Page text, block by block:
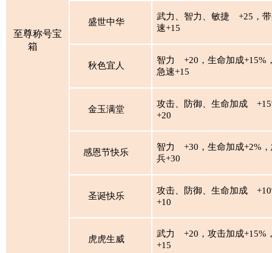
至尊称号宝
箱
盛世中华
武力、智力、敏捷
+25，
速+15
秋色宜人
智力
+20，生命加成+15%
急速+15
金玉满堂
攻击、防御、生命加成
+20
感恩节快乐
智力
+30，生命加成+2%
兵+30
圣诞快乐
攻击、防御、生命加成
+10
虎虎生威
武力
+20，攻击加成+15%
+15